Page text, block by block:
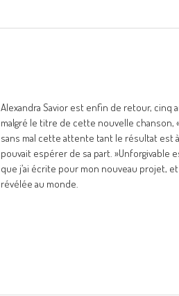
Alexandra Savior est enfin de retour, cinq
malgré le titre de cette nouvelle chanson,
sans mal cette attente tant le résultat est
pouvait espérer de sa part. »Unforgivable
que j’ai écrite pour mon nouveau projet,
révélée au monde.